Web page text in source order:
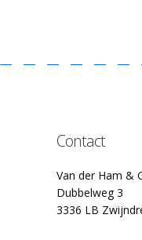
Contact
Van der Ham &
Dubbelweg 3
3336 LB